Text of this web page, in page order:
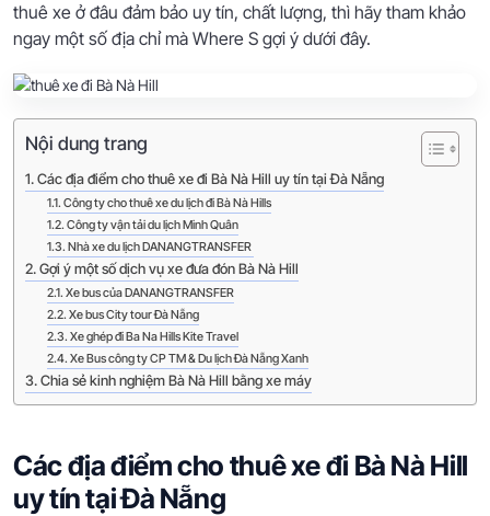
thuê xe ở đâu đảm bảo uy tín, chất lượng, thì hãy tham khảo
ngay một số địa chỉ mà Where S gợi ý dưới đây.
Nội dung trang
Các địa điểm cho thuê xe đi Bà Nà Hill uy tín tại Đà Nẵng
Công ty cho thuê xe du lịch đi Bà Nà Hills
Công ty vận tải du lịch Minh Quân
Nhà xe du lịch DANANGTRANSFER
Gợi ý một số dịch vụ xe đưa đón Bà Nà Hill
Xe bus của DANANGTRANSFER
Xe bus City tour Đà Nẵng
Xe ghép đi Ba Na Hills Kite Travel
Xe Bus công ty CP TM & Du lịch Đà Nẵng Xanh
Chia sẻ kinh nghiệm Bà Nà Hill bằng xe máy
Các địa điểm cho thuê xe đi Bà Nà Hill
uy tín tại Đà Nẵng